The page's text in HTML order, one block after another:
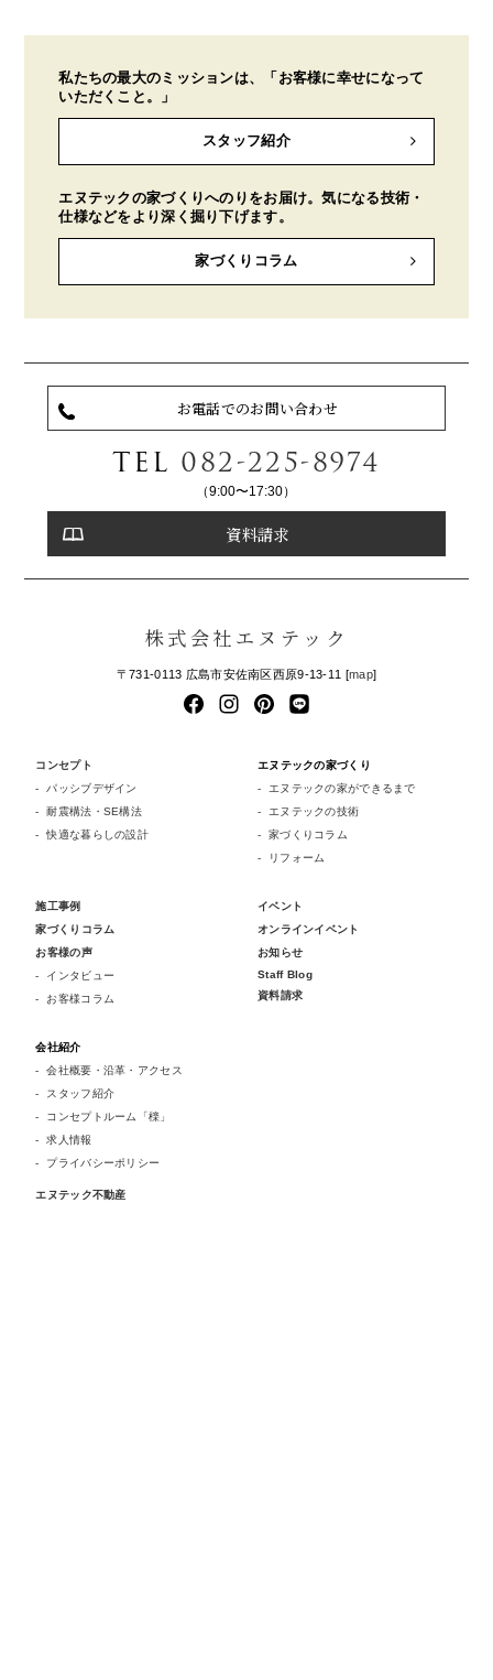
私たちの最大のミッションは、「お客様に幸せになって
いただくこと。」
スタッフ紹介
エヌテックの家づくりへのりをお届け。気になる技術・
仕様などをより深く掘り下げます。
家づくりコラム
お電話でのお問い合わせ
TEL 082-225-8974
（9:00〜17:30）
資料請求
株式会社エヌテック
〒731-0113 広島市安佐南区西原9-13-11 [map]
コンセプト
パッシブデザイン
耐震構法・SE構法
快適な暮らしの設計
エヌテックの家づくり
エヌテックの家ができるまで
エヌテックの技術
家づくりコラム
リフォーム
施工事例
家づくりコラム
お客様の声
インタビュー
お客様コラム
イベント
オンラインイベント
お知らせ
Staff Blog
資料請求
会社紹介
会社概要・沿革・アクセス
スタッフ紹介
コンセプトルーム「檪」
求人情報
プライバシーポリシー
エヌテック不動産